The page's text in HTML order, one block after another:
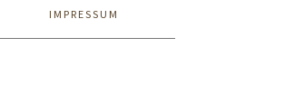
IMPRESSUM